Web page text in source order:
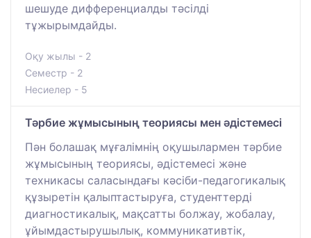
шешуде дифференциалды тәсілді
тұжырымдайды.
Оқу жылы - 2
Семестр - 2
Несиелер - 5
Тәрбие жұмысының теориясы мен әдістемесі
Пән болашақ мұғалімнің оқушылармен тәрбие
жұмысының теориясы, әдістемесі және
техникасы саласындағы кәсіби-педагогикалық
құзыретін қалыптастыруға, студенттерді
диагностикалық, мақсатты болжау, жобалау,
ұйымдастырушылық, коммуникативтік,